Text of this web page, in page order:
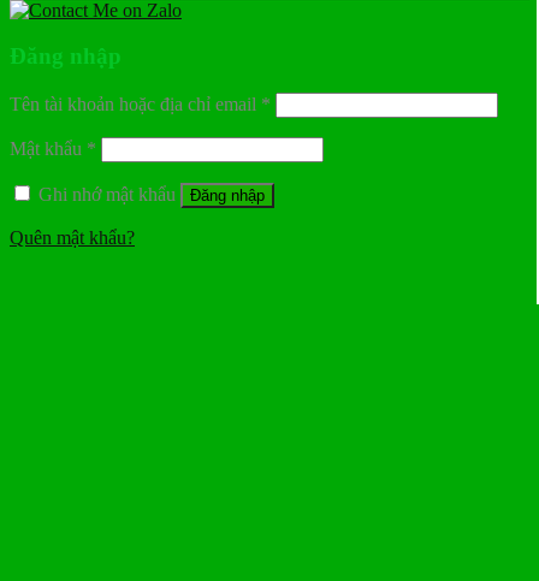
Đăng nhập
Tên tài khoản hoặc địa chỉ email *
Mật khẩu *
Ghi nhớ mật khẩu Đăng nhập
Quên mật khẩu?